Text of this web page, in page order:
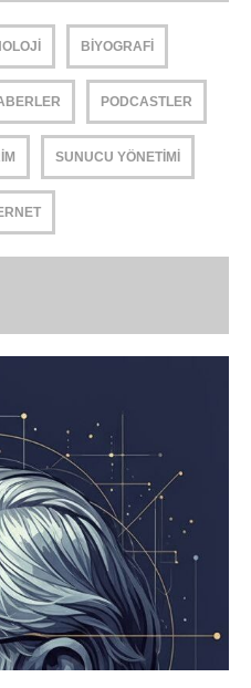
BIYOGRAFI
PODCASTLER
SUNUCU YÖNETIMI